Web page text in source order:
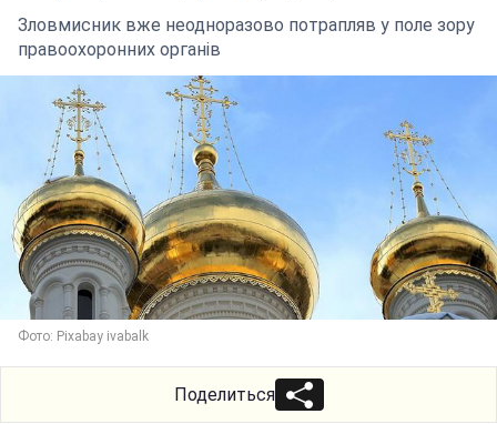
Зловмисник вже неодноразово потрапляв у поле зору
правоохоронних органів
Фото: Pixabay ivabalk
Поделиться